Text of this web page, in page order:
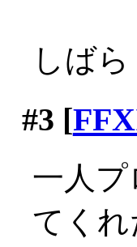
しば
#3 [
一人
てく